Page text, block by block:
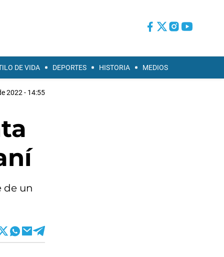
DE VIDA DEPORTES HISTORIA MEDIOS
2022 - 14:55
de un